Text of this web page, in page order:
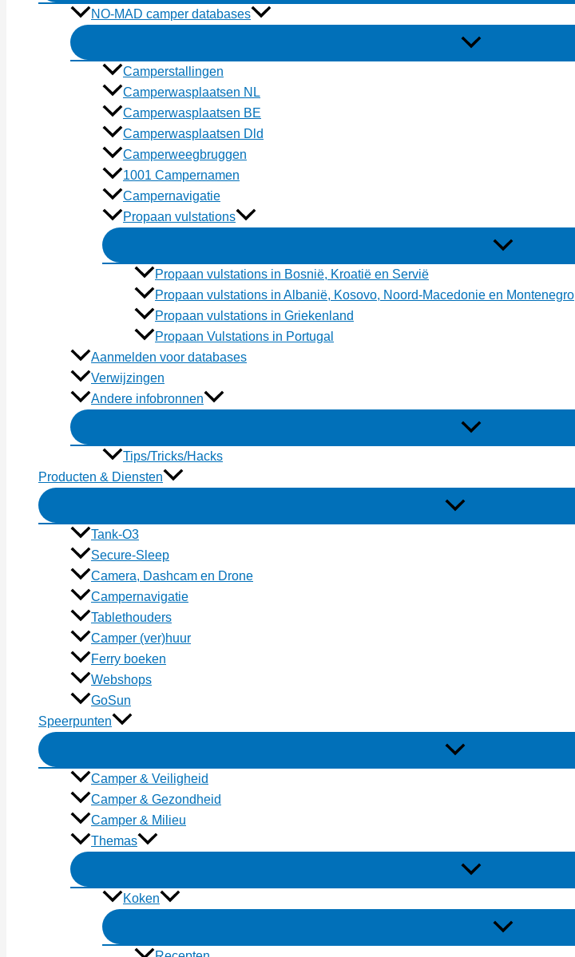
NO-MAD camper databases
Camperstallingen
Camperwasplaatsen NL
Camperwasplaatsen BE
Camperwasplaatsen Dld
Camperweegbruggen
1001 Campernamen
Campernavigatie
Propaan vulstations
Propaan vulstations in Bosnië, Kroatië en Servië
Propaan vulstations in Albanië, Kosovo, Noord-Macedonie en Montenegro
Propaan vulstations in Griekenland
Propaan Vulstations in Portugal
Aanmelden voor databases
Verwijzingen
Andere infobronnen
Tips/Tricks/Hacks
Producten & Diensten
Tank-O3
Secure-Sleep
Camera, Dashcam en Drone
Campernavigatie
Tablethouders
Camper (ver)huur
Ferry boeken
Webshops
GoSun
Speerpunten
Camper & Veiligheid
Camper & Gezondheid
Camper & Milieu
Themas
Koken